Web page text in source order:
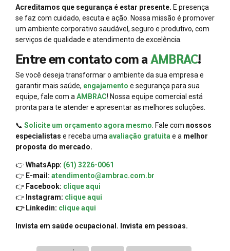
Acreditamos que segurança é estar presente. E presença
se faz com cuidado, escuta e ação. Nossa missão é promover
um ambiente corporativo saudável, seguro e produtivo, com
serviços de qualidade e atendimento de excelência.
Entre em contato com aAMBRAC!
Se você deseja transformar o ambiente da sua empresa e
garantir mais saúde, engajamento e segurança para sua
equipe, fale com a AMBRAC! Nossa equipe comercial está
pronta para te atender e apresentar as melhores soluções.
📞 Solicite um orçamento agora mesmo . Fale com nossos
especialistas e receba uma avaliação gratuita e a melhor
proposta do mercado.
👉WhatsApp: (61) 3226-0061
👉 E-mail: atendimento@ambrac.com.br
👉 Facebook: clique aqui
👉 Instagram: clique aqui
👉 Linkedin: clique aqui
Invista em saúde ocupacional. Invista em pessoas.